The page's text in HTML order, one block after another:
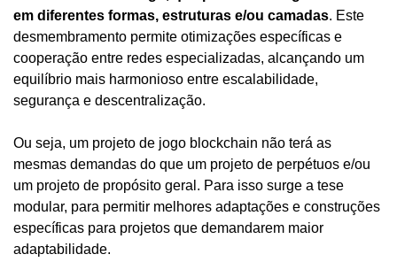
em diferentes formas, estruturas e/ou camadas. Este
desmembramento permite otimizações específicas e
cooperação entre redes especializadas, alcançando um
equilíbrio mais harmonioso entre escalabilidade,
segurança e descentralização.
Ou seja, um projeto de jogo blockchain não terá as
mesmas demandas do que um projeto de perpétuos e/ou
um projeto de propósito geral. Para isso surge a tese
modular, para permitir melhores adaptações e construções
específicas para projetos que demandarem maior
adaptabilidade.